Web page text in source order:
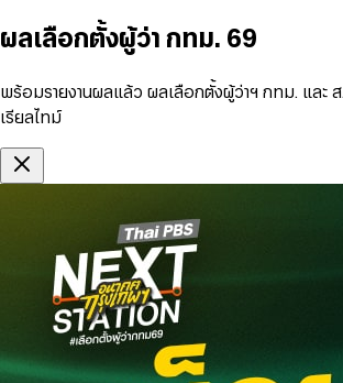
ผลเลือกตั้งผู้ว่า กทม. 69
พร้อมรายงานผลแล้ว ผลเลือกตั้งผู้ว่าฯ กทม. และ
เรียลไทม์